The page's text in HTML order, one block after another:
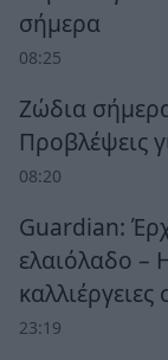
σήμερα
08:25
Ζώδια
Προβλέψεις
08:20
Guardian:
ελαιόλαδο –
23:19